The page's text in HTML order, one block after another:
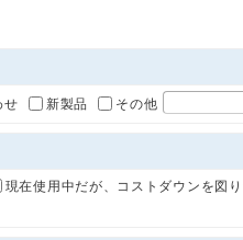
せ 新製品 その他
現在使用中だが、コストダウンを図